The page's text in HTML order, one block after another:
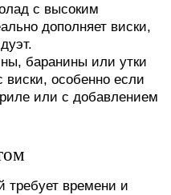
с высоким
дополняет виски,
баранины или утки
виски, особенно если
или с добавлением
требует времени и